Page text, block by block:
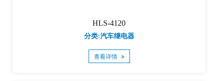
HLS-4120
分类:汽车继电器
查看详情